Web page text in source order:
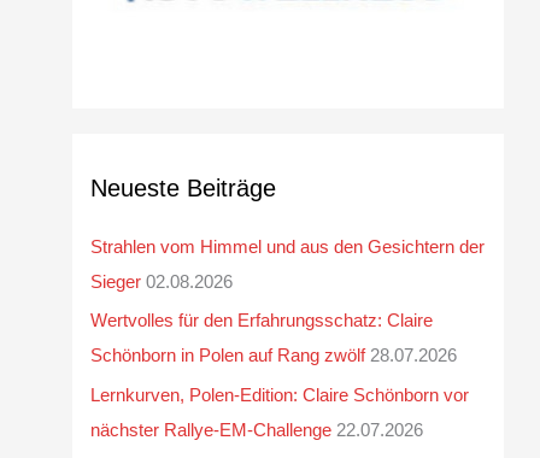
Neueste Beiträge
Strahlen vom Himmel und aus den Gesichtern der
Sieger 02.08.2026
Wertvolles für den Erfahrungsschatz: Claire
Schönborn in Polen auf Rang zwölf 28.07.2026
Lernkurven, Polen-Edition: Claire Schönborn vor
nächster Rallye-EM-Challenge 22.07.2026